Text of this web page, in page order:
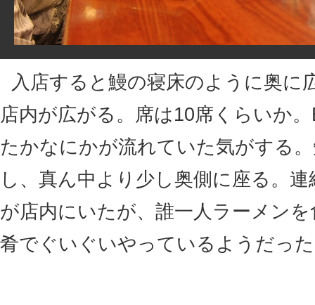
入店すると鰻の寝床のように奥に
店内が広がる。席は10席くらいか
たかなにかが流れていた気がする
し、真ん中より少し奥側に座る。
が店内にいたが、誰一人ラーメン
肴でぐいぐいやっているようだっ